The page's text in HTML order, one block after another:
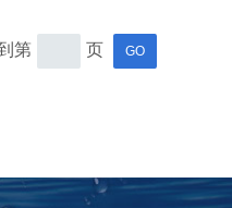
第 页